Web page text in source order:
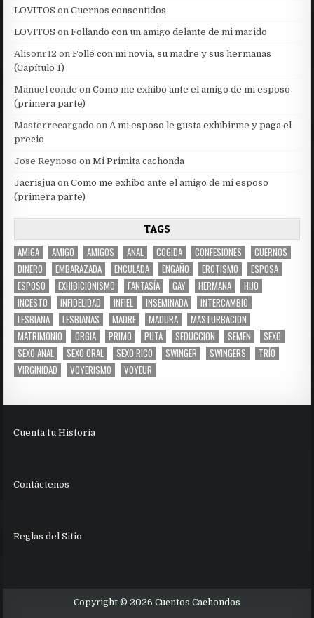
LOVITOS onCuernos consentidos
LOVITOS onFollando con un amigo delante de mi marido
Alisonr12 onFollé con mi novia, su madre y sus hermanas
(Capítulo 1)
Manuel conde onComo me exhibo ante el amigo de mi esposo
(primera parte)
Masterrecargado on A mi esposo le gusta exhibirme y paga el
precio
Jose Reynoso onMi Primita cachonda
Jacrisjua onComo me exhibo ante el amigo de mi esposo
(primera parte)
TAGS
AMIGA AMIGO AMIGOS ANAL COGIDA CONFESIONES
CUERNOS
DINERO
EMBARAZADA ENCULADA ENGAÑO EROTISMO
ESPOSA
ESPOSO
EXHIBICIONISMO FANTASÍA GAY HERMANA
HIJO
INCESTO
INFIDELIDAD INFIEL INSEMINADA
INTERCAMBIO
LESBIANA
LESBIANAS MADRE MADURA
MASTURBACION
MATRIMONIO
ORGIA PRIMO PUTA SEDUCCION SEMEN
SEXO
SEXO ANAL
SEXO ORAL SEXO RICO SWINGER SWINGERS
TRÍO
VIRGINIDAD
VOYERISMO VOYEUR
Cuenta tu Historia
Contáctenos
Reglas del Sitio
Copyright © 2026 Cuentos Cachondos